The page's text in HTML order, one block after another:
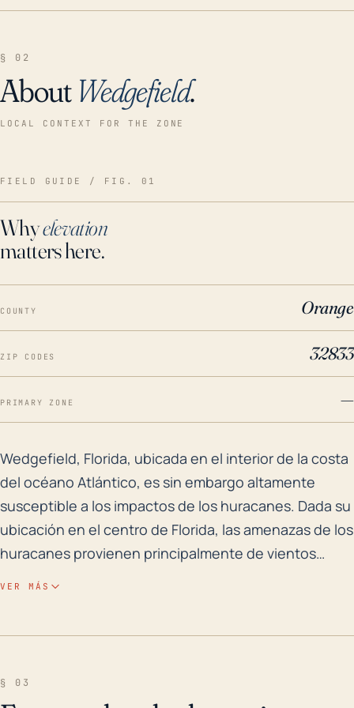
§ 02
About Wedgefield.
LOCAL CONTEXT FOR THE ZONE
FIELD GUIDE / FIG. 01
Whyelevation
matters here.
COUNTY Orange
ZIP CODES 32833
PRIMARY ZONE —
Wedgefield, Florida, ubicada en el interior de la
Wedgefield, Florida, ubicada en el interior de la costa
del océano Atlántico, es sin embargo altamente
susceptible a los impactos de los huracanes. Dada su
ubicación en el centro de Florida, las amenazas de los
huracanes provienen principalmente de vientos
extremadamente fuertes, lluvias torrenciales y el
VER MÁS
§ 03